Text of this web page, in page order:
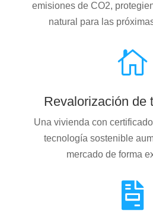
emisiones de CO2,
natural para las

Revalorización de
Una vivienda con
tecnología sostenible
mercado de forma
